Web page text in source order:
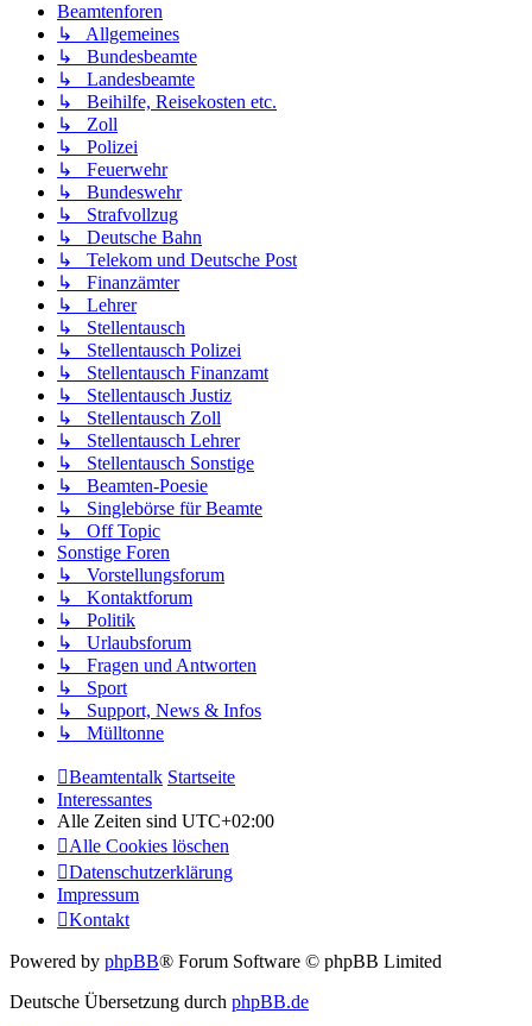
Beamtenforen
↳ Allgemeines
↳ Bundesbeamte
↳ Landesbeamte
↳ Beihilfe, Reisekosten etc.
↳ Zoll
↳ Polizei
↳ Feuerwehr
↳ Bundeswehr
↳ Strafvollzug
↳ Deutsche Bahn
↳ Telekom und Deutsche Post
↳ Finanzämter
↳ Lehrer
↳ Stellentausch
↳ Stellentausch Polizei
↳ Stellentausch Finanzamt
↳ Stellentausch Justiz
↳ Stellentausch Zoll
↳ Stellentausch Lehrer
↳ Stellentausch Sonstige
↳ Beamten-Poesie
↳ Singlebörse für Beamte
↳ Off Topic
Sonstige Foren
↳ Vorstellungsforum
↳ Kontaktforum
↳ Politik
↳ Urlaubsforum
↳ Fragen und Antworten
↳ Sport
↳ Support, News & Infos
↳ Mülltonne
Beamtentalk Startseite
Interessantes
Alle Zeiten sind UTC+02:00
Alle Cookies löschen
Datenschutzerklärung
Impressum
Kontakt
Powered by phpBB® Forum Software © phpBB Limited
Deutsche Übersetzung durch phpBB.de